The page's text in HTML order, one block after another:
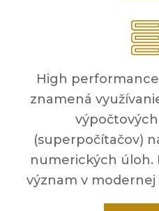
High
znamená
(superpočítačov)
numerických úloh.
význam v modernej